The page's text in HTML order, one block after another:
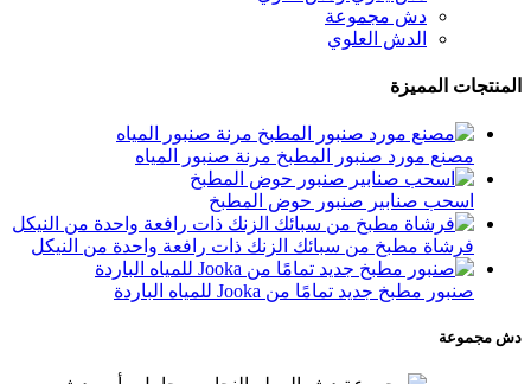
دش مجموعة
الدش العلوي
المنتجات المميزة
مصنع مورد صنبور المطبخ مرنة صنبور المياه
اسحب صنابير صنبور حوض المطبخ
فرشاة مطبخ من سبائك الزنك ذات رافعة واحدة من النيكل
صنبور مطبخ جديد تمامًا من Jooka للمياه الباردة
دش مجموعة